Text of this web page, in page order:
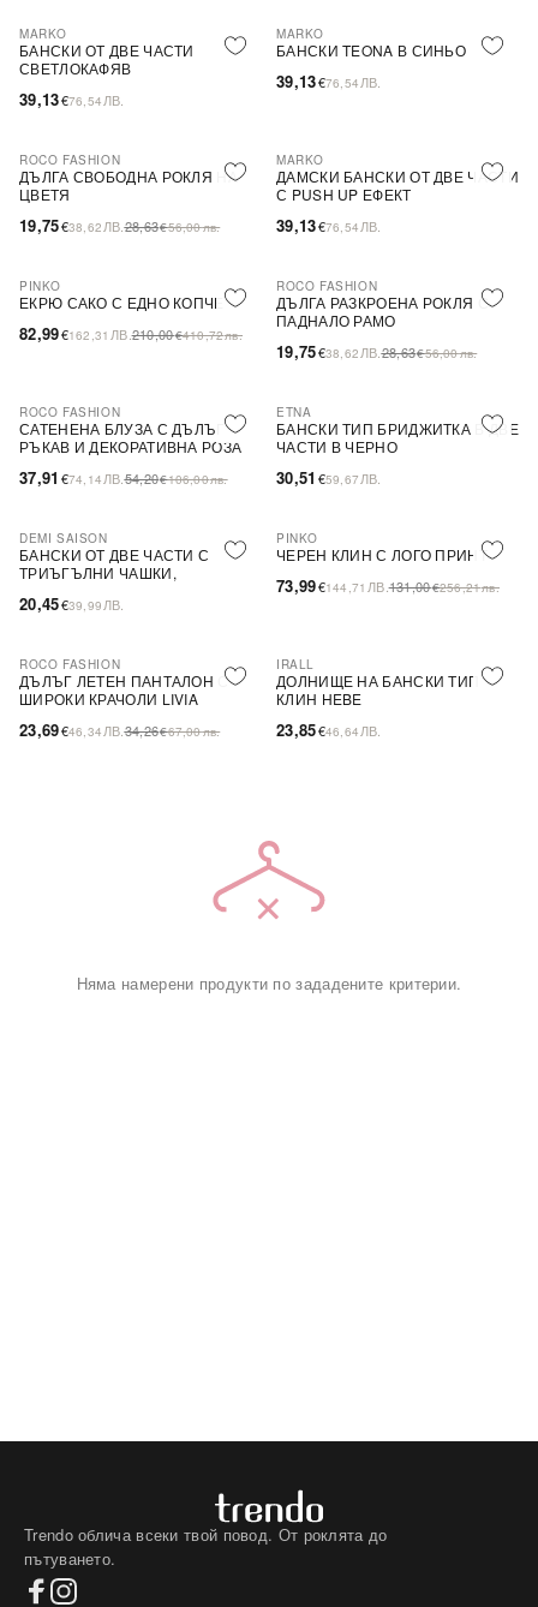
MARKO
БАНСКИ ОТ ДВЕ ЧАСТИ
СВЕТЛОКАФЯВ
39,13€76,54 ЛВ.
MARKO
БАНСКИ TEONA В СИНЬО
39,13€76,54 ЛВ.
-31%
ROCO FASHION
ДЪЛГА СВОБОДНА РОКЛЯ НА
ЦВЕТЯ
19,75€38,62 ЛВ.28,63€56,00лв.
MARKO
ДАМСКИ БАНСКИ ОТ ДВЕ ЧАСТИ
С PUSH UP ЕФЕКТ
39,13€76,54 ЛВ.
-60%
PINKO
ЕКРЮ САКО С ЕДНО КОПЧЕ
82,99€162,31 ЛВ.210,00€410,72лв.
-31%
ROCO FASHION
ДЪЛГА РАЗКРОЕНА РОКЛЯ С
ПАДНАЛО РАМО
19,75€38,62 ЛВ.28,63€56,00лв.
-30%
ROCO FASHION
САТЕНЕНА БЛУЗА С ДЪЛЪГ
РЪКАВ И ДЕКОРАТИВНА РОЗА
37,91 €74,14 ЛВ.54,20€106,00лв.
ETNA
БАНСКИ ТИП БРИДЖИТКА В ДВЕ
ЧАСТИ В ЧЕРНО
30,51 €59,67 ЛВ.
DEMI SAISON
БАНСКИ ОТ ДВЕ ЧАСТИ С
ТРИЪГЪЛНИ ЧАШКИ,
20,45€39,99 ЛВ.
-44%
PINKO
ЧЕРЕН КЛИН С ЛОГО ПРИНТ
73,99€144,71 ЛВ.131,00€256,21лв.
-31%
ROCO FASHION
ДЪЛЪГ ЛЕТЕН ПАНТАЛОН С
ШИРОКИ КРАЧОЛИ LIVIA
23,69€46,34 ЛВ.34,26€67,00лв.
IRALL
ДОЛНИЩЕ НА БАНСКИ ТИП
КЛИН HEBE
23,85€46,64 ЛВ.
Няма намерени продукти по зададените критерии.
Trendo облича всеки твой повод. От роклята до
пътуването.